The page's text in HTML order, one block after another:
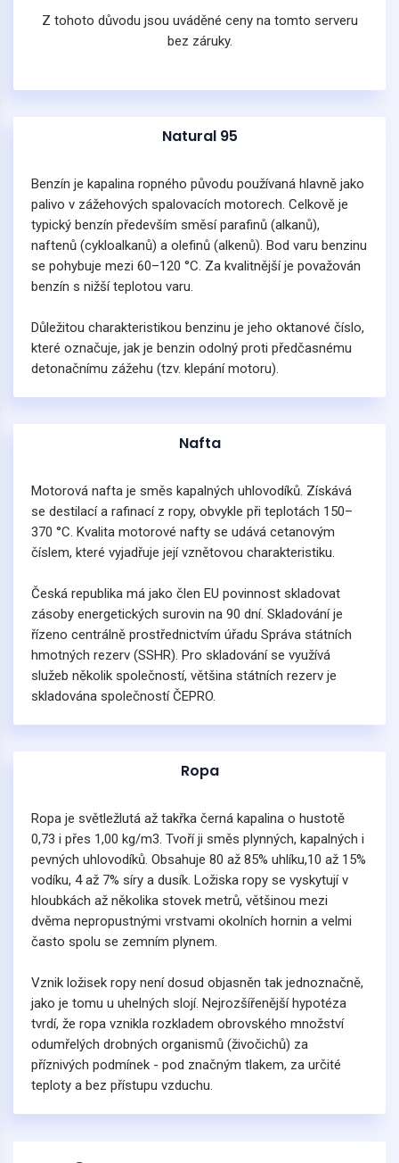
Z tohoto důvodu jsou uváděné ceny na tomto serveru
bez záruky.
Natural 95
Benzín je kapalina ropného původu používaná hlavně jako
palivo v zážehových spalovacích motorech. Celkově je
typický benzín především směsí parafinů (alkanů),
naftenů (cykloalkanů) a olefinů (alkenů). Bod varu benzinu
se pohybuje mezi 60–120 °C. Za kvalitnější je považován
benzín s nižší teplotou varu.
Důležitou charakteristikou benzinu je jeho oktanové číslo,
které označuje, jak je benzin odolný proti předčasnému
detonačnímu zážehu (tzv. klepání motoru).
Nafta
Motorová nafta je směs kapalných uhlovodíků. Získává
se destilací a rafinací z ropy, obvykle při teplotách 150–
370 °C. Kvalita motorové nafty se udává cetanovým
číslem, které vyjadřuje její vznětovou charakteristiku.
Česká republika má jako člen EU povinnost skladovat
zásoby energetických surovin na 90 dní. Skladování je
řízeno centrálně prostřednictvím úřadu Správa státních
hmotných rezerv (SSHR). Pro skladování se využívá
služeb několik společností, většina státních rezerv je
skladována společností ČEPRO.
Ropa
Ropa je světležlutá až takřka černá kapalina o hustotě
0,73 i přes 1,00 kg/m3. Tvoří ji směs plynných, kapalných i
pevných uhlovodíků. Obsahuje 80 až 85% uhlíku,10 až 15%
vodíku, 4 až 7% síry a dusík. Ložiska ropy se vyskytují v
hloubkách až několika stovek metrů, většinou mezi
dvěma nepropustnými vrstvami okolních hornin a velmi
často spolu se zemním plynem.
Vznik ložisek ropy není dosud objasněn tak jednoznačně,
jako je tomu u uhelných slojí. Nejrozšířenější hypotéza
tvrdí, že ropa vznikla rozkladem obrovského množství
odumřelých drobných organismů (živočichů) za
příznivých podmínek - pod značným tlakem, za určité
teploty a bez přístupu vzduchu.